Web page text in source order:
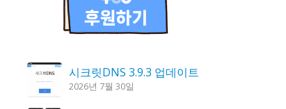
시크릿DNS 3.9.3 업데이트
2026년 7월 30일